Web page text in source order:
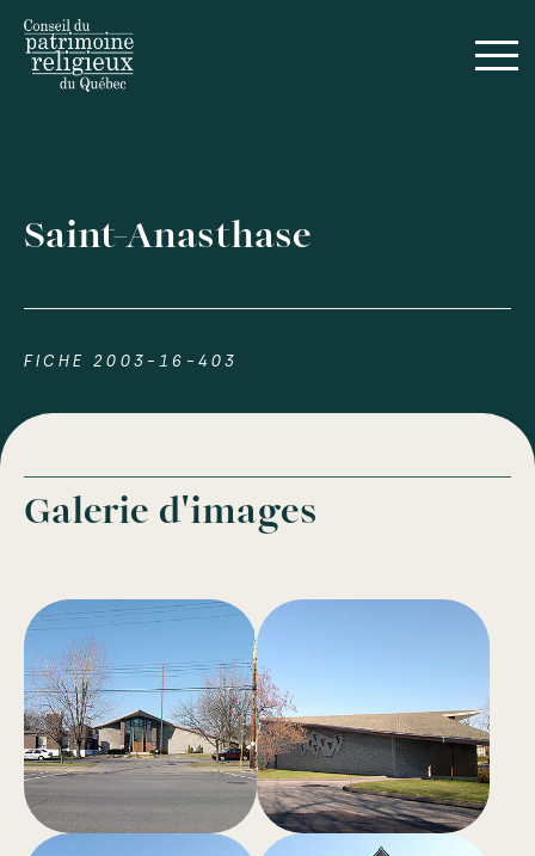
Saint-Anasthase
FICHE 2003-16-403
Galerie d'images